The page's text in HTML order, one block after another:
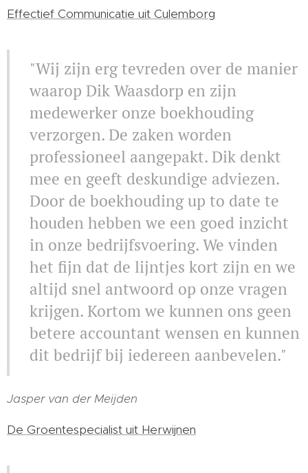
Effectief Communicatie uit Culemborg
"Wij zijn erg tevreden over de manier
waarop Dik Waasdorp en zijn
medewerker onze boekhouding
verzorgen. De zaken worden
professioneel aangepakt. Dik denkt
mee en geeft deskundige adviezen.
Door de boekhouding up to date te
houden hebben we een goed inzicht
in onze bedrijfsvoering. We vinden
het fijn dat de lijntjes kort zijn en we
altijd snel antwoord op onze vragen
krijgen. Kortom we kunnen ons geen
betere accountant wensen en kunnen
dit bedrijf bij iedereen aanbevelen."
Jasper van der Meijden
De Groentespecialist uit Herwijnen